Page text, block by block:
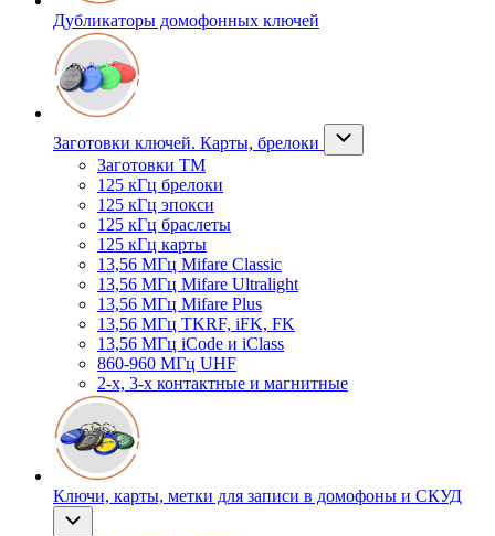
Дубликаторы домофонных ключей
Заготовки ключей. Карты, брелоки
Заготовки ТМ
125 кГц брелоки
125 кГц эпокси
125 кГц браслеты
125 кГц карты
13,56 МГц Mifare Classic
13,56 МГц Mifare Ultralight
13,56 МГц Mifare Plus
13,56 МГц TKRF, iFK, FK
13,56 МГц iCode и iClass
860-960 МГц UHF
2-х, 3-х контактные и магнитные
Ключи, карты, метки для записи в домофоны и СКУД